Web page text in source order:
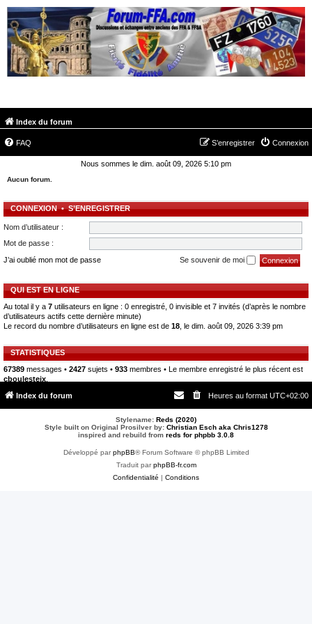
Index du forum
FAQ Connexion
S’enregistrer
Nous sommes le dim. août 09, 2026 5:10 pm
Aucun forum.
CONNEXION•S’ENREGISTRER
Nom d’utilisateur :
Mot de passe :
J’ai oublié mon mot de passe
Se souvenir de moi
QUI EST EN LIGNE
Au total il y a 7 utilisateurs en ligne : 0 enregistré, 0 invisible et 7 invités (d’après le nombre
d’utilisateurs actifs cette dernière minute)
Le record du nombre d’utilisateurs en ligne est de 18 , le dim. août 09, 2026 3:39 pm
STATISTIQUES
67389 messages • 2427 sujets • 933 membres • Le membre enregistré le plus récent est
cboulesteix
Index du forum
Heures au format UTC+02:00
Stylename: Reds (2020)
Style built on Original Prosilver by: Christian Esch aka Chris1278
inspired and rebuild from reds for phpbb 3.0.8
Développé parphpBB® Forum Software © phpBB Limited
Traduit parphpBB-fr.com
Confidentialité | Conditions